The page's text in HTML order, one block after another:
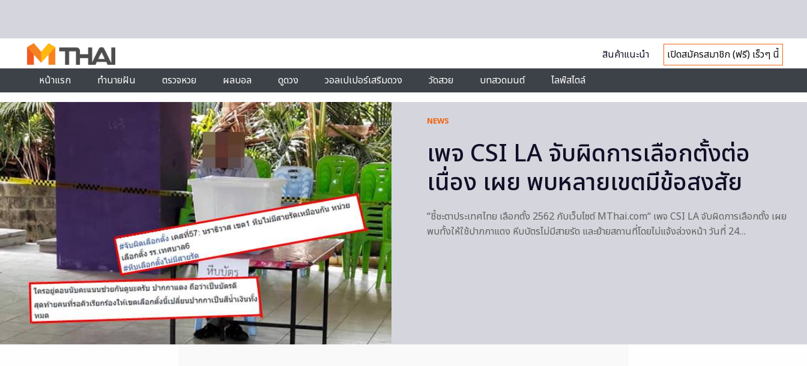
สินค้าแนะนำ
เปิดสมัครสมาชิก (ฟรี) เร็วๆ นี้
หน้าแรก
ทำนายฝัน ตรวจหวย ผลบอล ดูดวง วอลเปเปอร์เสริมดวง วัดสวย บทสวดมนต์ ไลฟ์สไตล์
NEWS
เพจ CSI LA จับผิดการเลือกตั้งต่อ
เนื่อง เผย พบหลายเขตมีข้อสงสัย
“ชี้ชะตาประเทศไทย เลือกตั้ง 2562 กับเว็บไซต์ MThai.com“ เพจ CSI LA จับผิดการเลือกตั้ง เผย
พบทั้งให้ใช้ปากกาแดง หีบบัตรไม่มีสายรัด และย้ายสถานที่โดยไม่แจ้งล่วงหน้า วันที่ 24…